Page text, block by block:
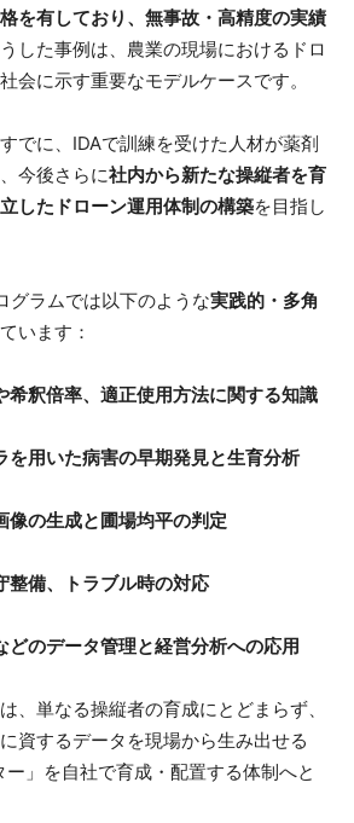
を有しており、無事故・高精度の実績
した事例は、農業の現場におけるドロ
会に示す重要なモデルケースです。
でに、IDAで訓練を受けた人材が薬剤
今後さらに社内から新たな操縦者を育
したドローン運用体制の構築を目指し
グラムでは以下のような実践的・多角
います：
希釈倍率、適正使用方法に関する知識
を用いた病害の早期発見と生育分析
像の生成と圃場均平の判定
整備、トラブル時の対応
どのデータ管理と経営分析への応用
、単なる操縦者の育成にとどまらず、
資するデータを現場から生み出せる
ー」を自社で育成・配置する体制へと